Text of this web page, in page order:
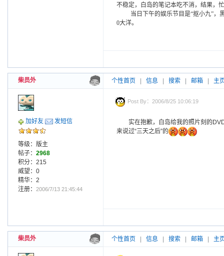
不稳定，白岛的笔记本吃不消，结果，
当日下午的娱乐节目是“抠小九”
0大洋。
柴员外 个性首页 信息 搜索 邮箱 主
加好友 发短信
等级：版主
帖子： 2968
积分：215
威望：0
精华：2
注册： 2006/7/13 21:45:44
Post By：2006/8/25 10:06:19
实在抱歉，白岛给我的照片刻的
来说过“三天之后”的
柴员外 个性首页 信息 搜索 邮箱 主